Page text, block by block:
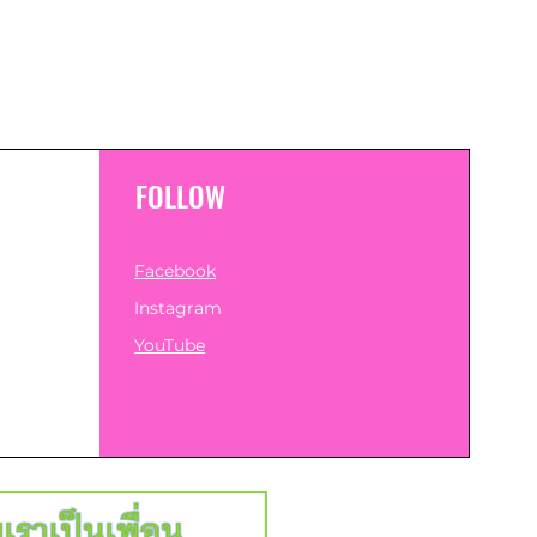
FOLLOW
Facebook
Instagram
YouTube